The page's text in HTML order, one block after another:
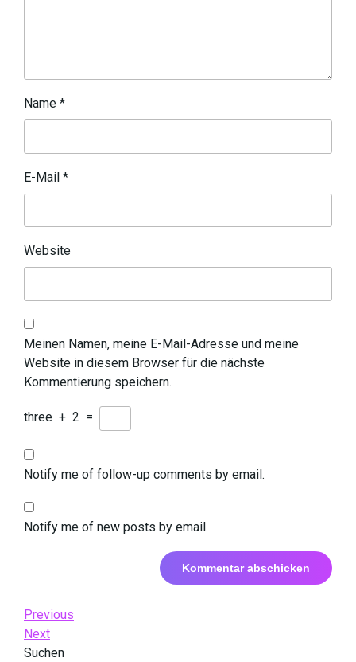
Name *
E-Mail *
Website
Meinen Namen, meine E-Mail-Adresse und meine
Website in diesem Browser für die nächste
Kommentierung speichern.
three + 2 =
Notify me of follow-up comments by email.
Notify me of new posts by email.
Beitrags-
Navigation
Previous
Post
Previous
Next
Post
Next
Suchen